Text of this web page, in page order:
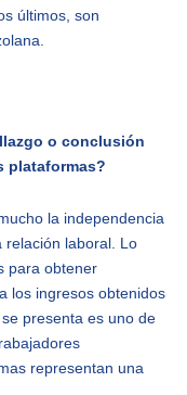
últimos, son
o conclusión
plataformas?
la independencia
relación laboral. Lo
para obtener
los ingresos obtenidos
presenta es uno de
representan una